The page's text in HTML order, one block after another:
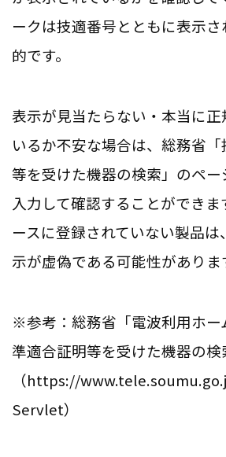
ークは技適番号とともに表示
的です。
表示が見当たらない・本当に
いるか不安な場合は、総務省
等を受けた機器の検索」のペ
入力して確認することができ
ースに登録されていない製品
示が虚偽である可能性がありま
※参考：総務省「電波利用ホー
準適合証明等を受けた機器の検
（https://
Servlet）